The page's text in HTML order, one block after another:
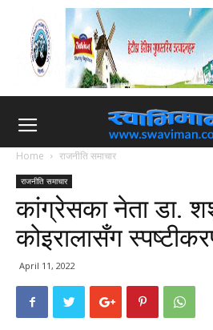
Home राजनीति समाचार
राजनीति समाचार
कांग्रेसका नेता डा.
कोइरालासँग
April 11, 2022